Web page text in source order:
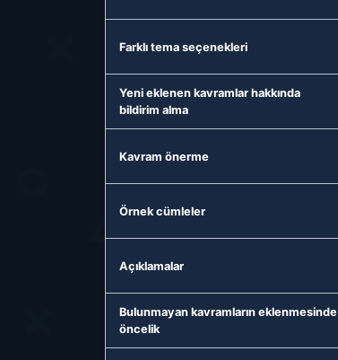
Farklı tema seçenekleri
Yeni eklenen kavramlar hakkında
bildirim alma
Kavram önerme
Örnek cümleler
Açıklamalar
Bulunmayan kavramların eklenmesinde
öncelik